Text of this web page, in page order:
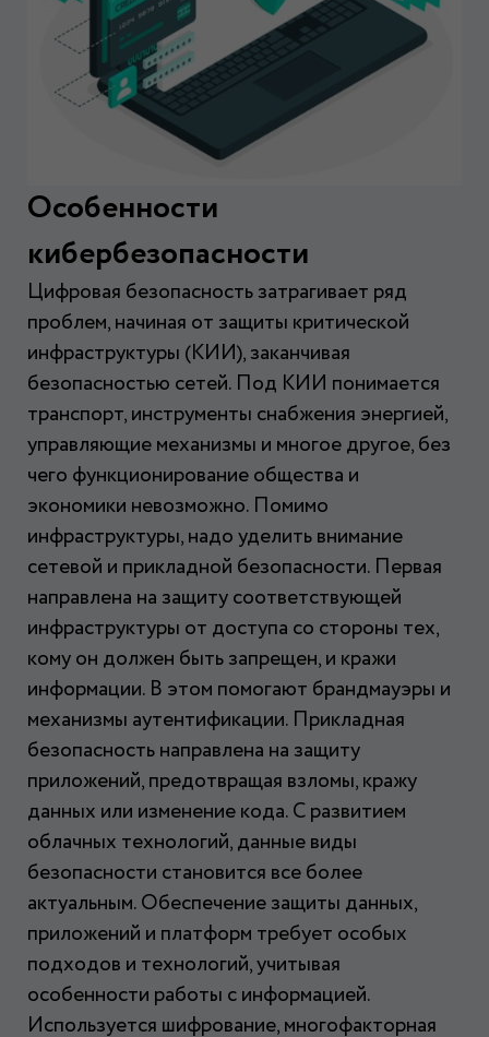
Особенности
кибербезопасности
Цифровая безопасность затрагивает ряд
проблем, начиная от защиты критической
инфраструктуры (КИИ), заканчивая
безопасностью сетей. Под КИИ понимается
транспорт, инструменты снабжения энергией,
управляющие механизмы и многое другое, без
чего функционирование общества и
экономики невозможно. Помимо
инфраструктуры, надо уделить внимание
сетевой и прикладной безопасности. Первая
направлена на защиту соответствующей
инфраструктуры от доступа со стороны тех,
кому он должен быть запрещен, и кражи
информации. В этом помогают брандмауэры и
механизмы аутентификации. Прикладная
безопасность направлена на защиту
приложений, предотвращая взломы, кражу
данных или изменение кода. С развитием
облачных технологий, данные виды
безопасности становится все более
актуальным. Обеспечение защиты данных,
приложений и платформ требует особых
подходов и технологий, учитывая
особенности работы с информацией.
Используется шифрование, многофакторная